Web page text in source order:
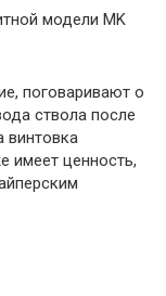
модели MK
поговаривают о
ствола после
винтовка
имеет ценность,